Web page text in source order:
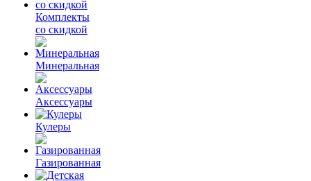
Комплекты
со скидкой
Минеральная
Аксессуары
Кулеры
Газированная